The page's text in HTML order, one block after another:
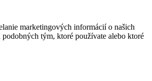
marketingových informácií o našich
podobných tým, ktoré používate alebo ktoré